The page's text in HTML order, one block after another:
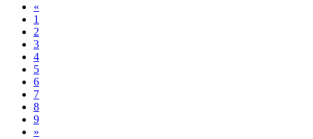
«
1
2
3
4
5
6
7
8
9
»